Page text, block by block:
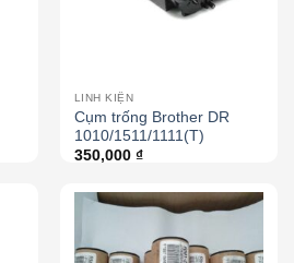
LINH KIỆN
Cụm trống Brother DR
1010/1511/1111(T)
350,000 ₫